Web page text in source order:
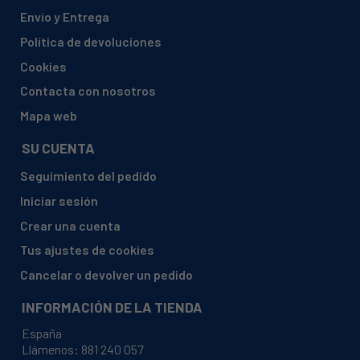
AEG, 94031406601 E 41-243-1 M 29I
AEG, 94031406701 E 41-243-1 M 29I
AEG, 94031661300 CE4040-1-M2
AEG, 94031661600 CE3040-1-D
Envío y Entrega
Política de devoluciones
Cookies
Contacta con nosotros
Mapa web
SU CUENTA
Seguimiento del pedido
Iniciar sesión
Crear una cuenta
Tus ajustes de cookies
Cancelar o devolver un pedido
INFORMACIÓN DE LA TIENDA
España
Llámenos: 881 240 057